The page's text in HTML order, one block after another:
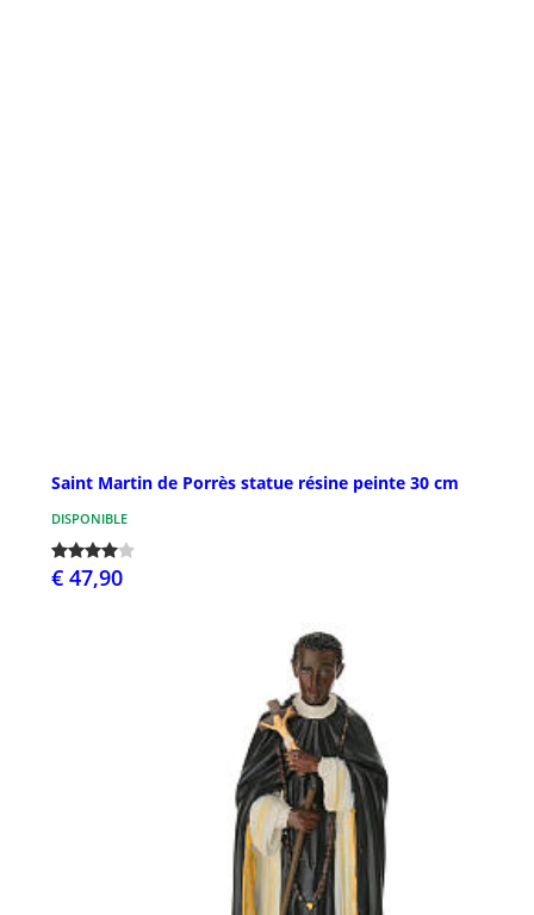
Saint Martin de Porrès statue résine peinte 30 cm
DISPONIBLE
€ 47,90